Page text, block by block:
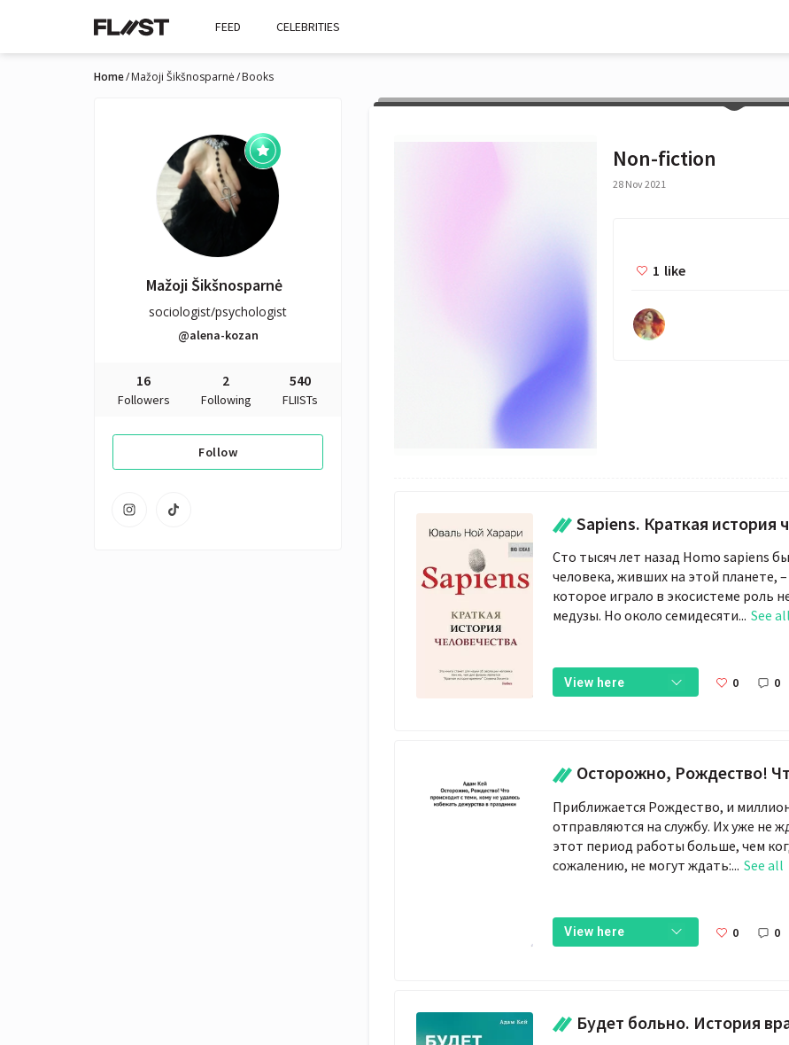
FEED CELEBRITIES
Home Mažoji Šikšnosparnė Books
Mažoji Šikšnosparnė
sociologist/psychologist
@alena-kozan
16
Followers
2
Following
540
FLIISTs
Follow
Non-fiction
28 Nov 2021
1 like
Sapiens. Краткая история
Сто тысяч лет назад Homo sapiens
человека, живших на этой
которое играло в экосистеме роль
медузы. Но около семидесяти... See all
View here 0 0
Осторожно, Рождество! Что происходит с теми, кому не удалось
Приближается Рождество, и
отправляются на службу. Их уже не
этот период работы больше, чем
сожалению, не могут ждать:... See all
View here 0 0
Будет больно. История врача, ушедшего из